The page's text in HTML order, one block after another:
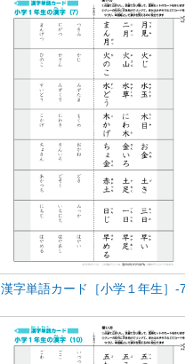
漢字単語カード［小学１年生］-7